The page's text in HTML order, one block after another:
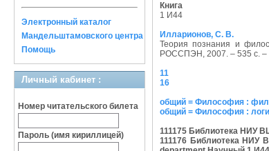
Электронный каталог
Мандельштамовского центра
Помощь
Личный кабинет :
Номер читательского билета
Пароль (имя кириллицей)
Книга
1 И44
Илларионов, С. В.
Теория познания и
РОССПЭН, 2007. – 535 с. –
11
16
общий = Философия :
общий = Философия :
111175 Библиотека НИУ
111176 Библиотека НИУ